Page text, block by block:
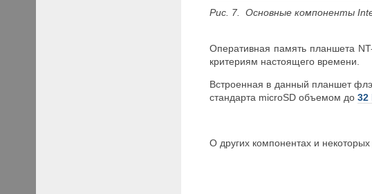
Рис . 7 . Основные компоненты
Оперативная память планшета
критериям настоящего времени.
Встроенная в данный планшет
стандарта microSD объемом до32
О других компонентах и